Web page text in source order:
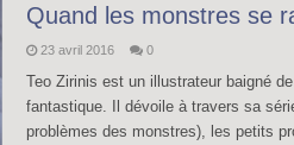
Quand les monstres se
23 avril 2016 0
Teo Zirinis est un illustrateur baigné
fantastique. Il dévoile à travers sa
problèmes des monstres), les petits